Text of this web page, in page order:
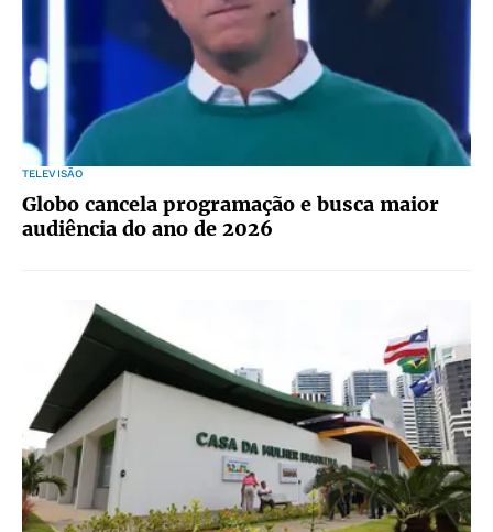
TELEVISÃO
Globo cancela programação e busca maior
audiência do ano de 2026